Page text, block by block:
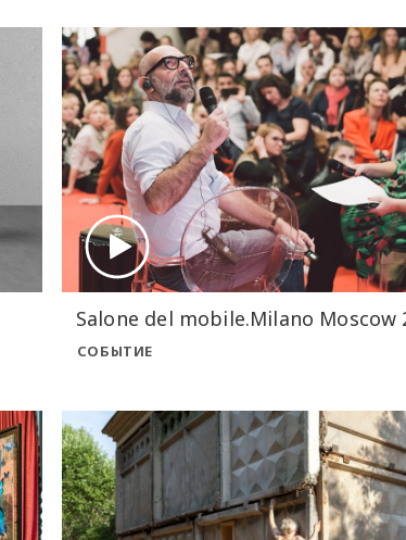
Salone del mobile.Milano Moscow
СОБЫТИЕ